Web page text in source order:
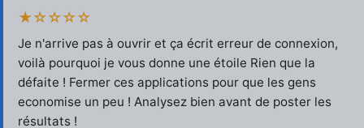
★☆☆☆☆
Je n'arrive pas à ouvrir et ça écrit erreur de connexion,
voilà pourquoi je vous donne une étoile Rien que la
défaite ! Fermer ces applications pour que les gens
economise un peu ! Analysez bien avant de poster les
résultats !